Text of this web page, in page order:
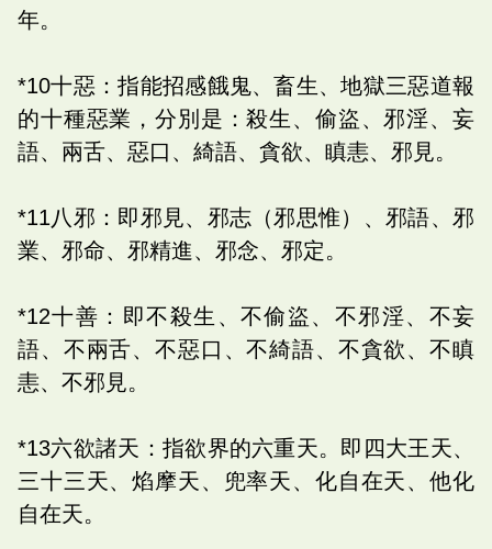
年。
*10十惡：指能招感餓鬼、畜生、地獄三惡道報
的十種惡業，分別是：殺生、偷盜、邪淫、妄
語、兩舌、惡口、綺語、貪欲、瞋恚、邪見。
*11八邪：即邪見、邪志（邪思惟）、邪語、邪
業、邪命、邪精進、邪念、邪定。
*12十善：即不殺生、不偷盜、不邪淫、不妄
語、不兩舌、不惡口、不綺語、不貪欲、不瞋
恚、不邪見。
*13六欲諸天：指欲界的六重天。即四大王天、
三十三天、焰摩天、兜率天、化自在天、他化
自在天。